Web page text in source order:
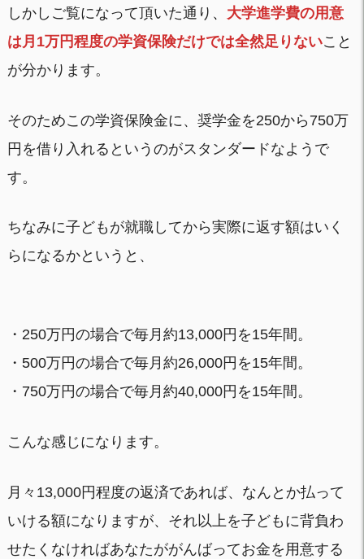
しかしご覧になって頂いた通り 、 大学進学費の用意
は月1万円程度の学資保険だけでは全然足りないこと
が分かります。
そのためこの学資保険金に、奨学金を250から750万
円を借り入れるというのがスタンダードなようで
す。
ちなみに子どもが就職してから実際に返す額はいく
らになるかというと、
・250万円の場合で毎月約13,000円を15年間。
・500万円の場合で毎月約26,000円を15年間。
・750万円の場合で毎月約40,000円を15年間。
こんな感じになります。
月々13,000円程度の返済であれば、なんとか払って
いける額になりますが、それ以上を子どもに背負わ
せたくなければあなたががんばってお金を用意する